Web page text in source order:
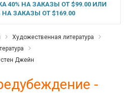
НА ЗАКАЗЫ ОТ $99.00 ИЛИ
НА ЗАКАЗЫ ОТ $169.00
Художественная литература
Джейн
-